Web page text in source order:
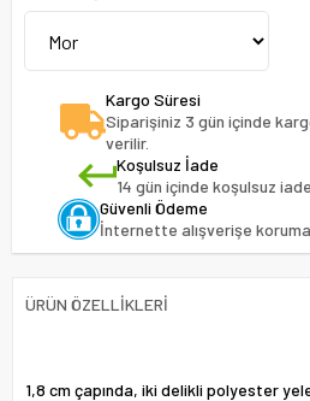
Kargo Süresi
Siparişiniz 3 gün içinde
verilir.
Koşulsuz İade
14 gün içinde koşulsuz iade
Güvenli Ödeme
İnternette alışverişe
ÜRÜN ÖZELLIKLERI
1,8 cm çapında, iki delikli polyester